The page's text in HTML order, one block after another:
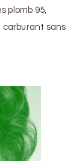
plomb 95,
carburant sans